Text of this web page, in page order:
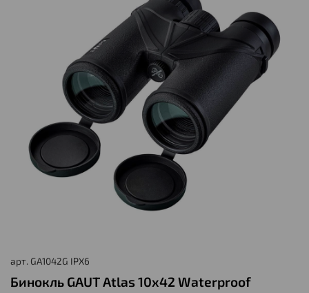
арт. GA1042G IPX6
Бинокль GAUT Atlas 10x42 Waterproof